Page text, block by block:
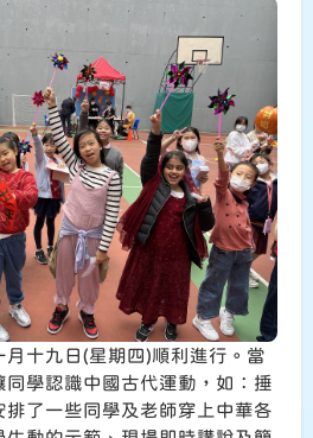
十九日(星期四)順利進行。當
同學認識中國古代運動，如：捶
排了一些同學及老師穿上中華各